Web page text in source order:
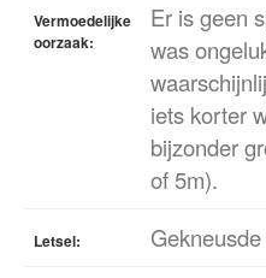
Vermoedelijke
oorzaak:
Er is geen
was
iets korter
bijzonder
of 5m).
Letsel: